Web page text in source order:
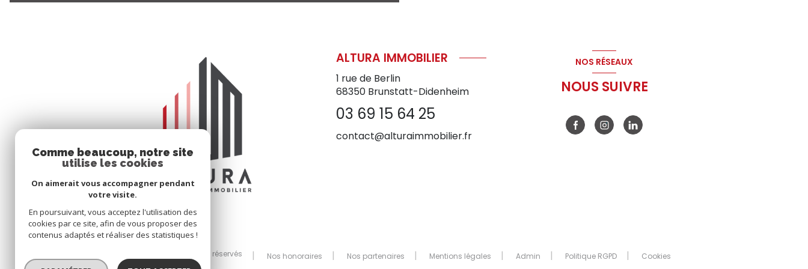
ALTURA IMMOBILIER
1 rue de Berlin
68350 Brunstatt-Didenheim
03 69 15 64 25
contact@alturaimmobilier.fr
NOS RÉSEAUX
NOUS SUIVRE
© 2026 | Tous droits réservés Nos honoraires Nos partenaires Mentions légales Admin Politique RGPD Cookies
Comme beaucoup, notre site
utilise les cookies
On aimerait vous accompagner pendant
votre visite.
En poursuivant, vous acceptez l'utilisation des
cookies par ce site, afin de vous proposer des
contenus adaptés et réaliser des statistiques !